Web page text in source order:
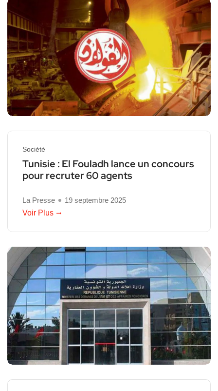
Société
Tunisie : El Fouladh lance un concours
pour recruter 60 agents
La Presse
19 septembre 2025
Voir Plus